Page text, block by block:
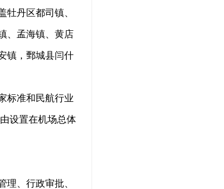
丹区都司镇、
、孟海镇、黄店
镇，鄄城县闫什
标准和民航行业
设置在机场总体
、行政审批、